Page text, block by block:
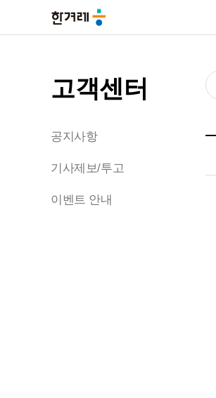
고객센터
공지사항
기사제보/투고
이벤트 안내